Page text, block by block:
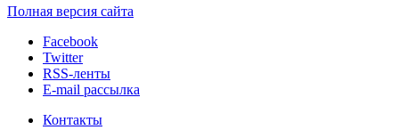
Полная версия сайта
Facebook
Twitter
RSS-ленты
E-mail рассылка
Контакты